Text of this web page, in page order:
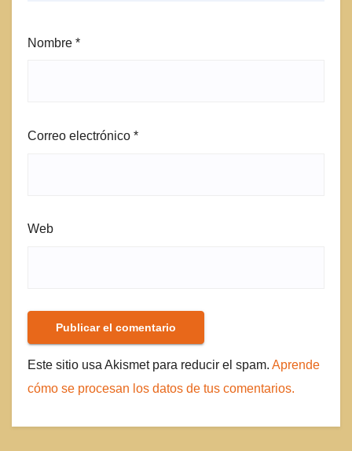
Nombre *
Correo electrónico *
Web
Este sitio usa Akismet para reducir el spam. Aprende
cómo se procesan los datos de tus comentarios.